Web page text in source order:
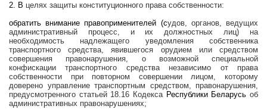
2. В целях защиты конституционного права собственности:
обратить внимание правоприменителей (судов, органов, ведущих
административный процесс, и их должностных лиц) на
необходимость надлежащего уведомления собственника
транспортного средства, явившегося орудием или средством
совершения правонарушения, о возможной специальной
конфискации транспортного средства независимо от права
собственности при повторном совершении лицом, которому
доверено управление транспортным средством, правонарушения,
предусмотренного статьей 18.16 Кодекса Республики Беларусьоб
административных правонарушениях;